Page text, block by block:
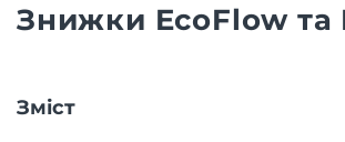
Знижки EcoFlow
Зміст